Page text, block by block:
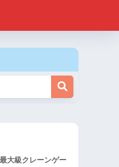
大級クレーンゲー